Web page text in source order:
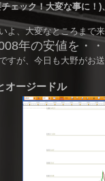
ェック！大変な事に！
よ、大変なところまで
年の安値を・
すが、今日も大野がお送
オージードル